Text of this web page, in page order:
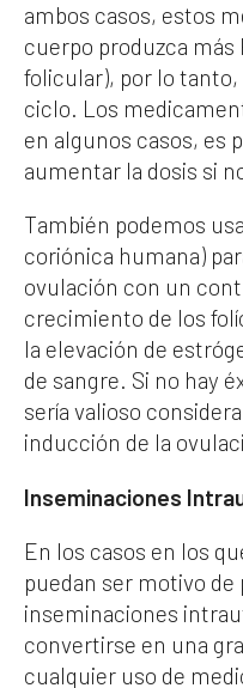
ambos casos, estos
cuerpo produzca
folicular), por lo
ciclo. Los
en algunos casos, es
aumentar la dosis si
También podemos
coriónica humana)
ovulación con un
crecimiento de los
la elevación de
de sangre. Si no hay
sería valioso
inducción de la
Inseminaciones
En los casos en los
puedan ser motivo
inseminaciones
convertirse en una
cualquier uso de